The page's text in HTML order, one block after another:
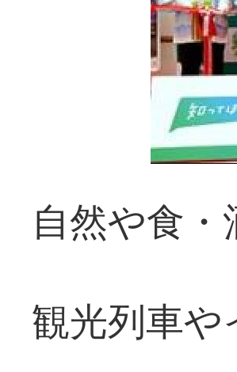
自然や食
観光列車